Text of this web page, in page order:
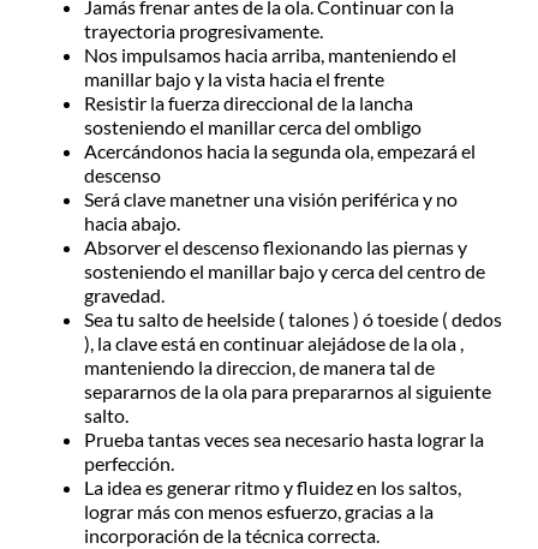
Jamás frenar antes de la ola. Continuar con la
trayectoria progresivamente.
Nos impulsamos hacia arriba, manteniendo el
manillar bajo y la vista hacia el frente
Resistir la fuerza direccional de la lancha
sosteniendo el manillar cerca del ombligo
Acercándonos hacia la segunda ola, empezará el
descenso
Será clave manetner una visión periférica y no
hacia abajo.
Absorver el descenso flexionando las piernas y
sosteniendo el manillar bajo y cerca del centro de
gravedad.
Sea tu salto de heelside ( talones ) ó toeside ( dedos
), la clave está en continuar alejádose de la ola ,
manteniendo la direccion, de manera tal de
separarnos de la ola para prepararnos al siguiente
salto.
Prueba tantas veces sea necesario hasta lograr la
perfección.
La idea es generar ritmo y fluidez en los saltos,
lograr más con menos esfuerzo, gracias a la
incorporación de la técnica correcta.